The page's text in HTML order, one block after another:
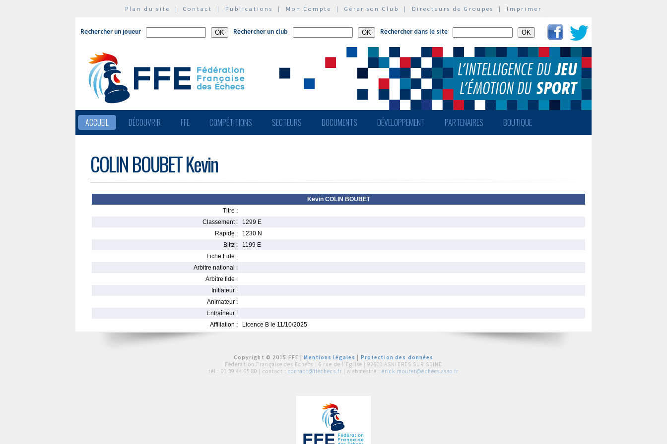
Plan du site | Contact | Publications | Mon Compte | Gérer son Club | Directeurs de Groupes | Imprimer
Rechercher un joueur Rechercher un club Rechercher dans le site
ACCUEIL DÉCOUVRIR FFE COMPÉTITIONS SECTEURS DOCUMENTS DÉVELOPPEMENT PARTENAIRES BOUTIQUE
COLIN BOUBET Kevin
Kevin COLIN BOUBET
Titre :
Classement :
1299 E
Rapide :
1230 N
Blitz :
1199 E
Fiche Fide :
Arbitre national :
Arbitre fide :
Initiateur :
Animateur :
Entraîneur :
Affiliation :
Licence B le 11/10/2025
Copyright © 2015 FFE |Mentions légales
Protection des données
Fédération Française des Echecs | 6 rue de l'Eglise | 92600 ASNIERES SUR SEINE
tél : 01 39 44 65 80 | contact : contact@ffechecs.fr | webmestre : erick.mouret@echecs.asso.fr